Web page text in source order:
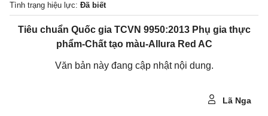
Tình trạng hiệu lực: Đã biết
Tiêu chuẩn Quốc gia TCVN 9950:2013 Phụ gia thực
phẩm-Chất tạo màu-Allura Red AC
Văn bản này đang cập nhật nội dung.
Lã Nga